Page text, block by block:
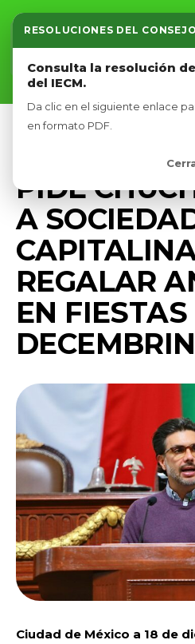
RESOLUCIONES DEL
Consulta la resolución
del IECM.
Da clic en el siguiente enlace
en formato PDF.
Inicio
Nosotros
Afíliate
PIDE
A
REGALAR
EN FIESTAS
Ciudad de México a 18 de